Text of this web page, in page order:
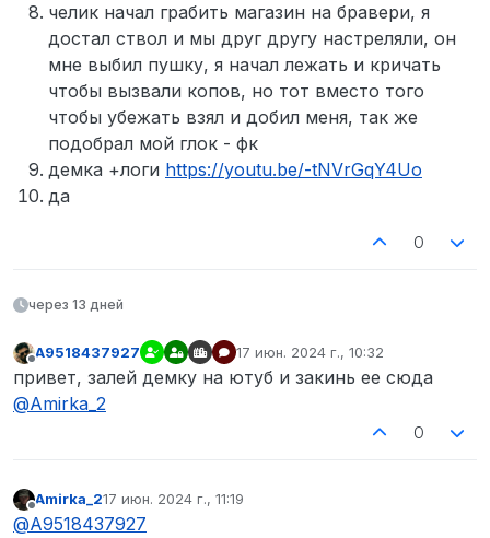
челик начал грабить магазин на бравери, я
достал ствол и мы друг другу настреляли, он
мне выбил пушку, я начал лежать и кричать
чтобы вызвали копов, но тот вместо того
чтобы убежать взял и добил меня, так же
подобрал мой глок - фк
демка +логи https://youtu.be/-tNVrGqY4Uo
да
0
через 13 дней
A9518437927 17 июн. 2024 г., 10:32
отредактировано
привет, залей демку на ютуб и закинь ее сюда
@Amirka_2
0
Не в сети
Amirka_217 июн. 2024 г., 11:19
отредактировано
@A9518437927